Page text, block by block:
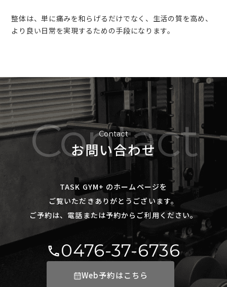
整体は、単に痛みを和らげるだけでなく、生活の質を高め、
より良い日常を実現するための手段になります。
Contact
Contact
お問い合わせ
TASK GYM+ のホームページを
ご覧いただきありがとうございます。
ご予約は、電話または予約からご利用ください。
0476-37-6736
Web予約はこちら